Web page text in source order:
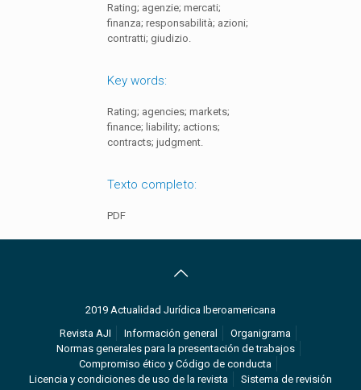
Rating; agenzie; mercati;
finanza; responsabilità; azioni;
contratti; giudizio.
Key words:
Rating; agencies; markets;
finance; liability; actions;
contracts; judgment.
Texto completo:
PDF
2019 Actualidad Jurídica Iberoamericana
Revista AJI
Información general
Organigrama
Normas generales para la presentación de trabajos
Compromiso ético y Código de conducta
Licencia y condiciones de uso de la revista
Sistema de revisión